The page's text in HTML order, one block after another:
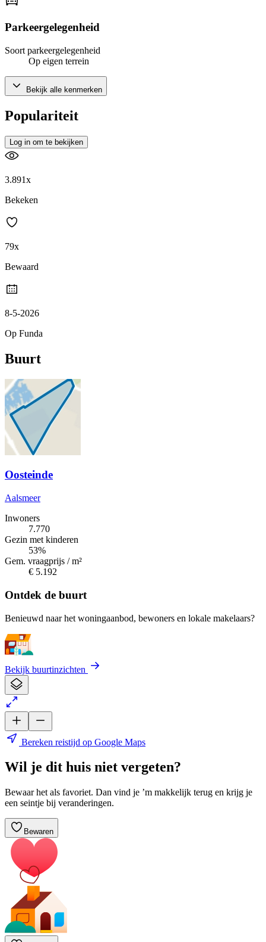
Parkeergelegenheid
Soort parkeergelegenheid
Op eigen terrein
Bekijk alle kenmerken
Populariteit
Log in om te bekijken
3.891x
Bekeken
79x
Bewaard
8-5-2026
Op Funda
Buurt
Oosteinde
Aalsmeer
Inwoners
7.770
Gezin met kinderen
53%
Gem. vraagprijs / m²
€ 5.192
Ontdek de buurt
Benieuwd naar het woningaanbod, bewoners en lokale makelaars?
Bekijk buurtinzichten
Bereken reistijd op Google Maps
Wil je dit huis niet vergeten?
Bewaar het als favoriet. Dan vind je ’m makkelijk terug en krijg je
een seintje bij veranderingen.
Bewaren